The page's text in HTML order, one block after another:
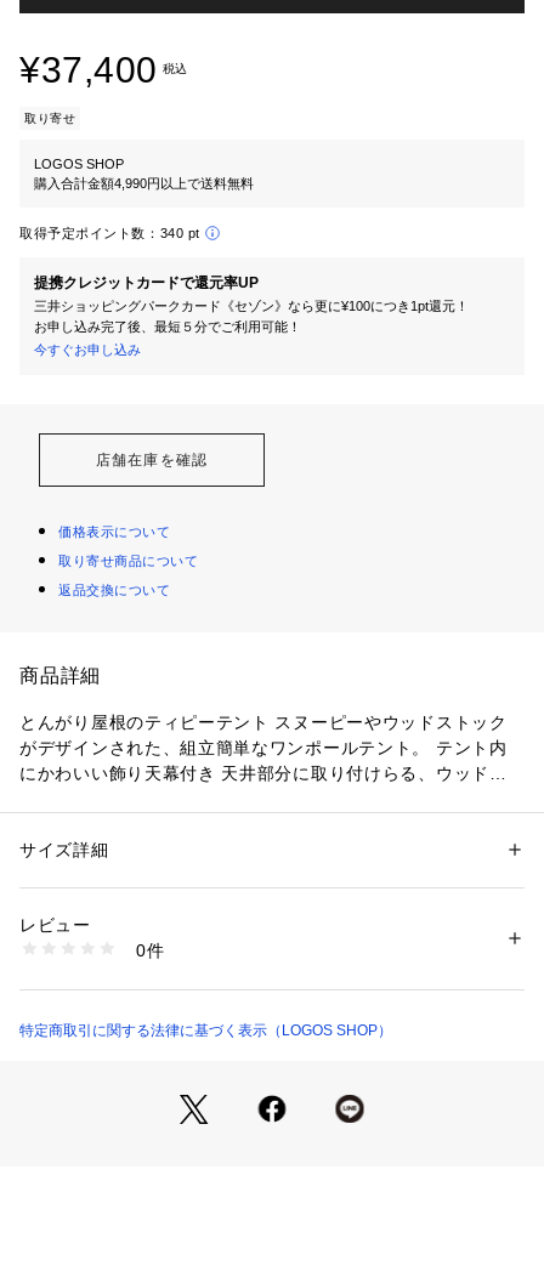
¥37,400 税込
取り寄せ
LOGOS SHOP
購入合計金額4,990円以上で送料無料
取得予定ポイント数： 340 pt
提携クレジットカードで還元率UP
三井ショッピングパークカード《セゾン》なら更に¥100につき1pt還元！
お申し込み完了後、最短５分でご利用可能！
今すぐお申し込み
店舗在庫を確認
価格表示について
取り寄せ商品について
返品交換について
商品詳細
とんがり屋根のティピーテント スヌーピーやウッドストック
がデザインされた、組立簡単なワンポールテント。 テント内
にかわいい飾り天幕付き 天井部分に取り付けらる、ウッドス
組立て簡単！ シンプル構造 ワンポールのシンプル構造だか
1）最初にインナーテントをペグで固定します。 2）次にフラ
イシートをかけ、ポールでテントを立ち上げます。 3）フライ
装備し、湿気と湿度の調整で室内環境を快適にコントロールし
ードアに、高機能メッシュ「デビルブロックST」採用 インナ
ードアにはLOGOSが独自に開発した高機能メッシュ「デビル
性別：レディース
プ・バーベキュー
1700000001821
サイズ詳細
レビュー
0件
特定商取引に関する法律に基づく表示（LOGOS SHOP）